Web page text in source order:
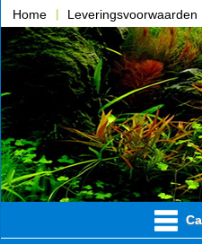
Home Leveringsvoorwaarden
Over ons